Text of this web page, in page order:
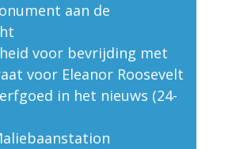
aan de
voor bevrijding met
voor Eleanor Roosevelt
in het nieuws (24-